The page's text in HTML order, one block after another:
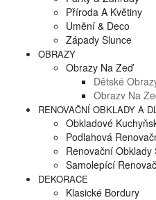
Příroda A Květiny
Umění & Deco
Západy Slunce
OBRAZY
Obrazy Na Zeď
Dětské
Obrazy Na
RENOVAČNÍ OBKLADY A
Obkladové
Podlahová
Renovační Obklady
Samolepící
DEKORACE
Klasické Bordury